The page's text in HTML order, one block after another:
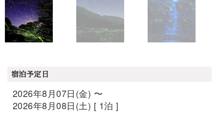
宿泊予定日
2026年8月07日(金) 〜
2026年8月08日(土) [ 1泊 ]